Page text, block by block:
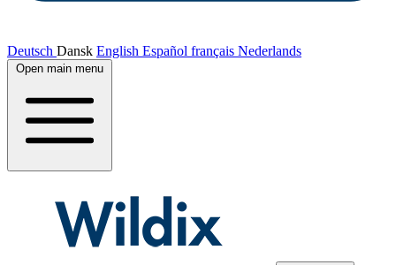
Deutsch Dansk English Español français Nederlands
Open main menu